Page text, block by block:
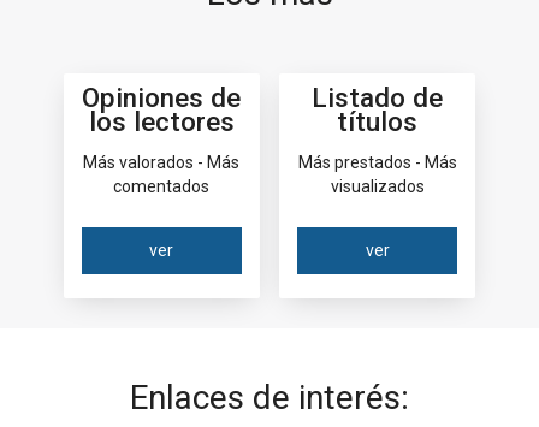
Opiniones de
los lectores
Más valorados - Más
comentados
ver
Listado de
títulos
Más prestados - Más
visualizados
ver
Enlaces de interés: